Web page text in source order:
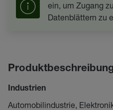
ein, um Zugang
Datenblättern zu
Industrien
Automobilindustrie,